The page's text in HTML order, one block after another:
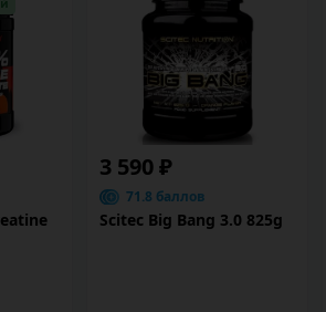
3 590 ₽
71.8 баллов
Scitec Big Bang 3.0 825g